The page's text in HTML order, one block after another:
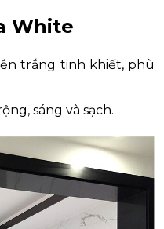
White
trắng tinh khiết, phù
sáng và sạch.